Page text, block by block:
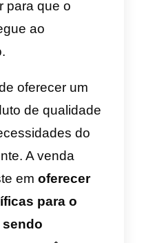
da venda
como ela
marketing
com o
assim, satisfazer
de ambos: uma
produto. A chave